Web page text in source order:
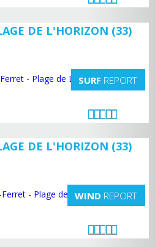
DE L'HORIZON (33)
SURF REPORT
DE L'HORIZON (33)
WIND REPORT